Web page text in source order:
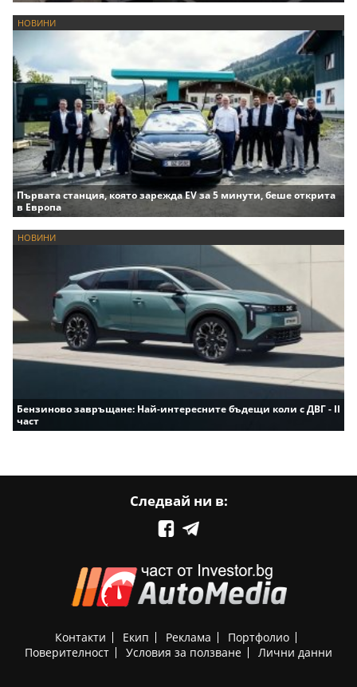
НОВИНИ
Първата станция, която зарежда EV за 5 минути, беше открита
в Европа
НОВИНИ
Бензиново завръщане: Най-интересните бъдещи коли с ДВГ - II
част
Следвай ни в:
Контакти Екип Реклама
Портфолио
Поверителност
Условия за ползване Лични данни